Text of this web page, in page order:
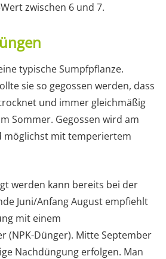
zwischen 6 und 7.
typische Sumpfpflanze.
sie so gegossen werden, dass
und immer gleichmäßig
Sommer. Gegossen wird am
möglichst mit temperiertem
werden kann bereits bei der
Juni/Anfang August empfiehlt
mit einem
(NPK-Dünger). Mitte September
Nachdüngung erfolgen. Man